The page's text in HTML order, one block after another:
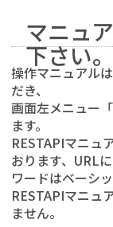
マニュ
下さい
操作マニュアル
だき、
画面左メニュー
ます。
RESTAPIマニュ
おります、URL
ワードはベーシ
RESTAPIマニュ
ません。